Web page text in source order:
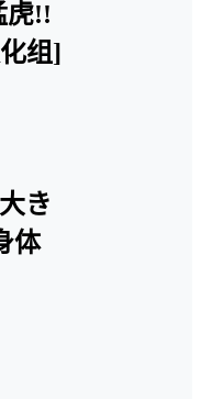
虎!!
组]
き
体